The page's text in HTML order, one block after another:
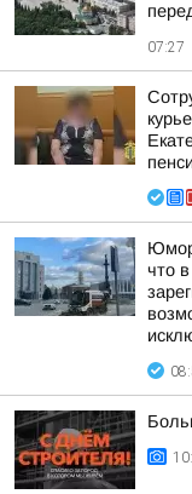
07:27
Юмор
что